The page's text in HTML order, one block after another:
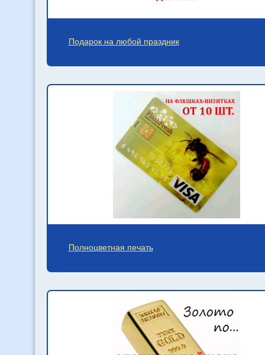
Подарок на любой праздник
Полноцветная печать